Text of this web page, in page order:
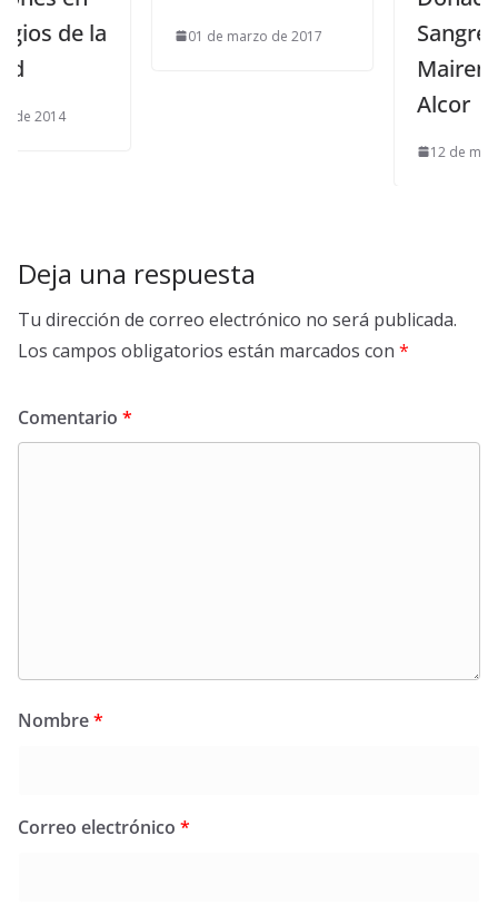
la
01 de marzo de 2017
Sangre en
Mairena del
12 de mayo de 2020
Deja una respuesta
Tu dirección de correo electrónico no será publicada.
Los campos obligatorios están marcados con *
Comentario *
Nombre*
Correo electrónico *